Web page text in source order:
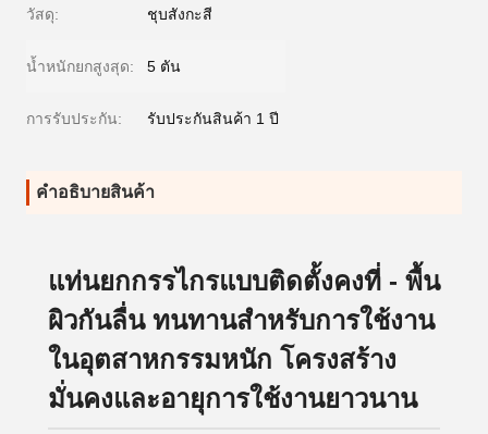
วัสดุ: ชุบสังกะสี
น้ำหนักยกสูงสุด: 5 ตัน
การรับประกัน: รับประกันสินค้า 1 ปี
คําอธิบายสินค้า
แท่นยกกรรไกรแบบติดตั้งคงที่ - พื้น
ผิวกันลื่น ทนทานสำหรับการใช้งาน
ในอุตสาหกรรมหนัก โครงสร้าง
มั่นคงและอายุการใช้งานยาวนาน